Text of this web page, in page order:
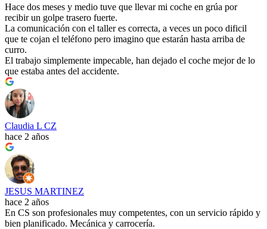
Hace dos meses y medio tuve que llevar mi coche en grúa por
recibir un golpe trasero fuerte.
La comunicación con el taller es correcta, a veces un poco dificil
que te cojan el teléfono pero imagino que estarán hasta arriba de
curro.
El trabajo simplemente impecable, han dejado el coche mejor de lo
que estaba antes del accidente.
Claudia L CZ
hace 2 años
JESUS MARTINEZ
hace 2 años
En CS son profesionales muy competentes, con un servicio rápido y
bien planificado. Mecánica y carrocería.